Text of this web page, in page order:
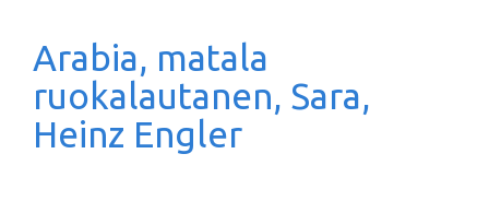
Arabia, matala
ruokalautanen, Sara,
Heinz Engler